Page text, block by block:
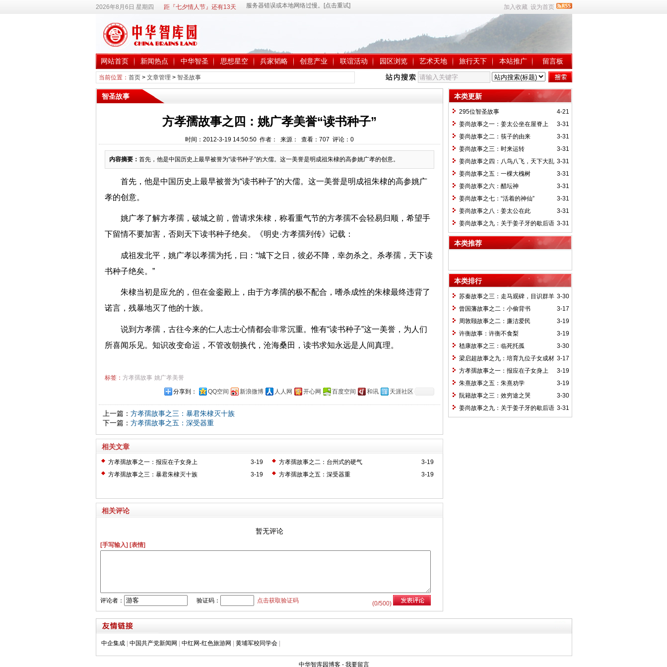
2026年8月6日 星期四 距『七夕情人节』还有13天 加入收藏 设为首页
网站首页 新闻热点 中华智圣 思想星空 兵家韬略 创意产业 联谊活动 园区浏览 艺术天地 旅行天下 本站推广 留言板
当前位置： 首页> 文章管理 > 智圣故事
智圣故事
方孝孺故事之四：姚广孝美誉“读书种子”
时间：2012-3-19 14:50:50 作者： 来源： 查看： 707 评论： 0
内容摘要： 首先，他是中国历史上最早被誉为“读书种子”的大儒。这一美誉是明成祖朱棣的高参姚广孝的创意。
首先，他是中国历史上最早被誉为“读书种子”的大儒。这一美誉是明成祖朱棣的高参姚广
孝的创意。
姚广孝了解方孝孺，破城之前，曾请求朱棣，称看重气节的方孝孺不会轻易归顺，希望手
下留情不要加害，否则天下读书种子绝矣。《明史·方孝孺列传》记载：
成祖发北平，姚广孝以孝孺为托，曰：“城下之日，彼必不降，幸勿杀之。杀孝孺，天下读
书种子绝矣。”
朱棣当初是应允的，但在金銮殿上，由于方孝孺的极不配合，嗜杀成性的朱棣最终违背了
诺言，残暴地灭了他的十族。
说到方孝孺，古往今来的仁人志士心情都会非常沉重。惟有“读书种子”这一美誉，为人们
所喜闻乐见。知识改变命运，不管改朝换代，沧海桑田，读书求知永远是人间真理。
标签： 方孝孺故事 姚广孝美誉
分享到：
QQ空间 新浪微博 人人网 开心网 百度空间 和讯 天涯社区
上一篇： 方孝孺故事之三：暴君朱棣灭十族
下一篇： 方孝孺故事之五：深受器重
相关文章
3-19
方孝孺故事之一：报应在子女身上 3-19
方孝孺故事之二：台州式的硬气
3-19
方孝孺故事之三：暴君朱棣灭十族 3-19
方孝孺故事之五：深受器重
相关评论
暂无评论
[手写输入] [表情]
(0/500)
评论者： 验证码： 点击获取验证码
本类更新
4-21
295位智圣故事
3-31
姜尚故事之一：姜太公坐在屋脊上
3-31
姜尚故事之二：筷子的由来
3-31
姜尚故事之三：时来运转
3-31
姜尚故事之四：八鸟八飞，天下大乱
3-31
姜尚故事之五：一棵大槐树
3-31
姜尚故事之六：醋坛神
3-31
姜尚故事之七：“活着的神仙”
3-31
姜尚故事之八：姜太公在此
3-31
姜尚故事之九：关于姜子牙的歇后语
本类推荐
本类排行
3-30
苏秦故事之三：走马观碑，目识群羊
3-17
曾国藩故事之二：小偷背书
3-19
周敦颐故事之二：廉洁爱民
3-19
许衡故事：许衡不食梨
3-30
嵇康故事之三：临死托孤
3-17
梁启超故事之九：培育九位子女成材
的神奇“小妾”——王桂荃
3-19
方孝孺故事之一：报应在子女身上
3-19
朱熹故事之五：朱熹劝学
3-30
阮籍故事之三：效穷途之哭
3-31
姜尚故事之九：关于姜子牙的歇后语
中企集成 中国共产党新闻网 中红网-红色旅游网 黄埔军校同学会
中华智库园博客- 我要留言